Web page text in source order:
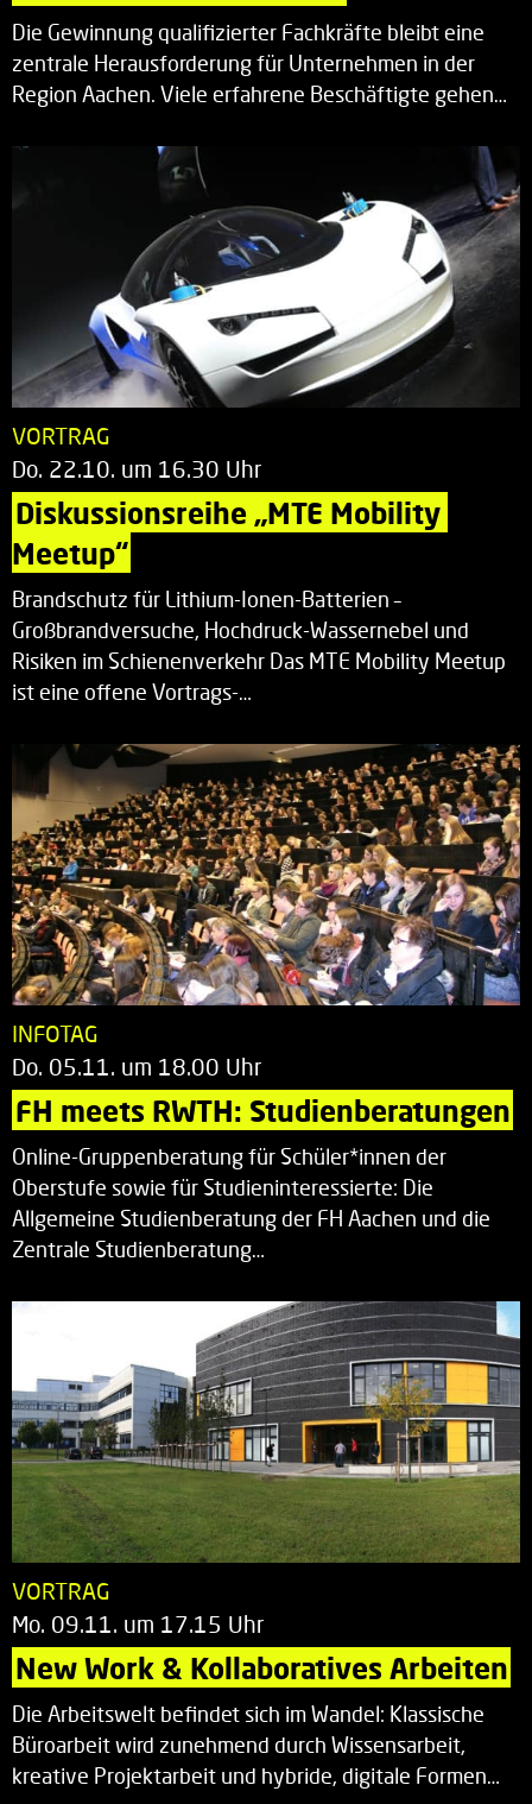
Die Gewinnung qualifizierter Fachkräfte bleibt eine
zentrale Herausforderung für Unternehmen in der
Region Aachen. Viele erfahrene Beschäftigte gehen…
VORTRAG
Do. 22.10. um 16.30 Uhr
Diskussionsreihe „MTE Mobility
Meetup“
Brandschutz für Lithium-Ionen-Batterien –
Großbrandversuche, Hochdruck-Wassernebel und
Risiken im Schienenverkehr Das MTE Mobility Meetup
ist eine offene Vortrags-…
INFOTAG
Do. 05.11. um 18.00 Uhr
FH meets RWTH: Studienberatungen
Online-Gruppenberatung für Schüler*innen der
Oberstufe sowie für Studieninteressierte: Die
Allgemeine Studienberatung der FH Aachen und die
Zentrale Studienberatung…
VORTRAG
Mo. 09.11. um 17.15 Uhr
New Work & Kollaboratives Arbeiten
Die Arbeitswelt befindet sich im Wandel: Klassische
Büroarbeit wird zunehmend durch Wissensarbeit,
kreative Projektarbeit und hybride, digitale Formen…